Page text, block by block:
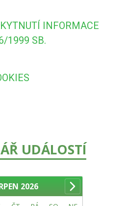
INFORMACE
1999 SB.
UDÁLOSTÍ
2026